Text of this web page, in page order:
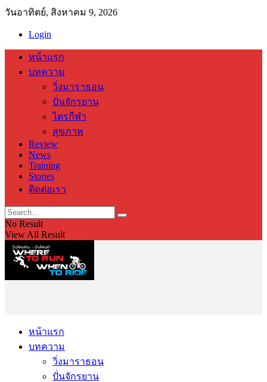
วันอาทิตย์, สิงหาคม 9, 2026
Login
หน้าแรก
บทความ
วิ่งมาราธอน
ปั่นจักรยาน
ไตรกีฬา
สุขภาพ
Review
News
Training
Stories
ติดต่อเรา
No Result
View All Result
หน้าแรก
บทความ
วิ่งมาราธอน
ปั่นจักรยาน